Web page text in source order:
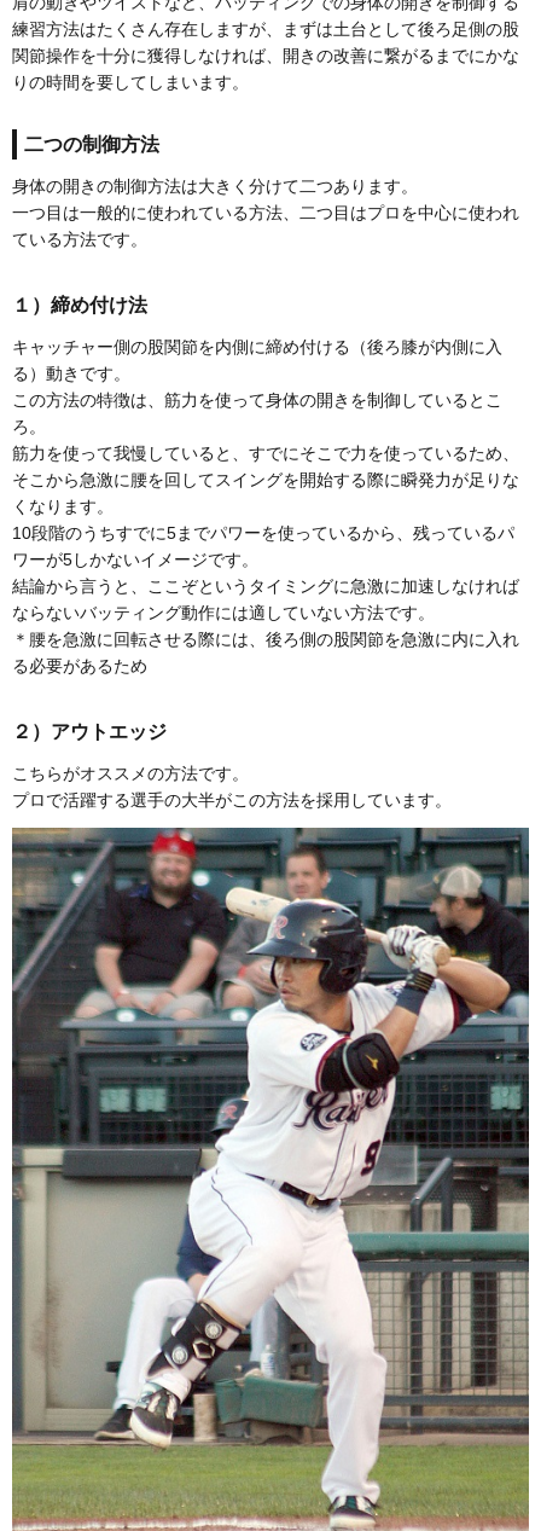
練習方法はたくさん存在しますが、まずは土台として後ろ足側の股
関節操作を十分に獲得しなければ、開きの改善に繋がるまでにかな
りの時間を要してしまいます。
二つの制御方法
身体の開きの制御方法は大きく分けて二つあります。
一つ目は一般的に使われている方法、二つ目はプロを中心に使われ
ている方法です。
１）締め付け法
キャッチャー側の股関節を内側に締め付ける（後ろ膝が内側に入
る）動きです。
この方法の特徴は、筋力を使って身体の開きを制御しているとこ
ろ。
筋力を使って我慢していると、すでにそこで力を使っているため、
そこから急激に腰を回してスイングを開始する際に瞬発力が足りな
くなります。
10段階のうちすでに5までパワーを使っているから、残っているパ
ワーが5しかないイメージです。
結論から言うと、ここぞというタイミングに急激に加速しなければ
ならないバッティング動作には適していない方法です。
＊腰を急激に回転させる際には、後ろ側の股関節を急激に内に入れ
る必要があるため
２）アウトエッジ
こちらがオススメの方法です。
プロで活躍する選手の大半がこの方法を採用しています。